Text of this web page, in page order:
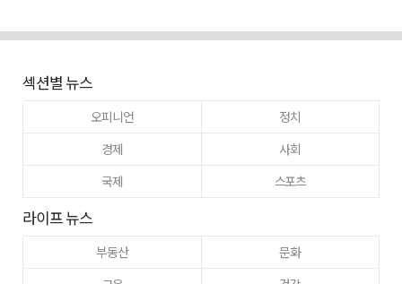
섹션별 뉴스
오피니언
정치
경제
사회
국제
스포츠
라이프 뉴스
부동산
문화